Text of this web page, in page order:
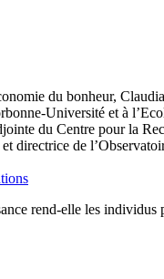
du bonheur,
Université et à
du Centre pour la
directrice de
rend-elle les individus